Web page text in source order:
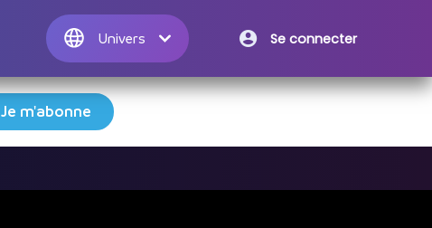
Univers  Se connecter
Je m'abonne